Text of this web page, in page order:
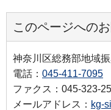
このページへの
神奈川区総務部地域
電話： 045-411-7095
ファクス：045-323-
メールアドレス： kg-